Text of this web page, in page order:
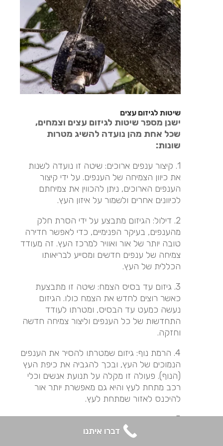
שיטות לגיזום עצים
ישנן מספר שיטות לגיזום עצים וצמחים,
שכל אחת מהן נועדה להשיג מטרות
שונות:
1. קיצור ענפים ארוכים: שיטה זו נועדה לשנות
את כיוון הצמיחה של הענפים. על ידי קיצור
הענפים הארוכים, ניתן להכווין את צמיחתם
לכיוונים אחרים ולשמור על איזון העץ.
2. דילול: הגיזום מתבצע על ידי הסרת חלק
מהענפים, בעיקר הפנימיים, כדי לאפשר חדירה
טובה יותר של אור ואוויר למרכז העץ. זה מעודד
צמיחה של ענפים חדשים ומסייע לבריאותו
הכללית של העץ.
3. גיזום עד בסיס הצמח: שיטה זו מתבצעת
כאשר רוצים לחדש את הצמח כולו. הגיזום
נעשה כמעט עד הבסיס, ומטרתו לעודד
התחדשות של כל הענפים וליצור צמיחה חדשה
וחזקה.
4. הרמת נוף: גיזום שמטרתו להסיר את הענפים
הנמוכים של העץ, ובכך להגביה את כיפת העץ
(הנוף). פעולה זו מקלה על תנועת אנשים וכלי
רכב מתחת לעץ והיא גם מאפשרת יותר אור
להיכנס לאזור שמתחת לעץ.
5. גיזום עיצובי: זוהי שיטת גיזום שמשתמשים בה
בעיקר למטרות אסתטיות. בעזרתה מעצבים את
הצמח לצורות מסוימות, כמו כדורים, ספירלות או
דברו איתנו